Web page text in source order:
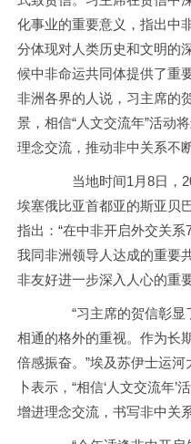
化事业的重要意义，指出中
分体现对人类历史和文明的
候中非命运共同体提供了重
非洲各界的人说，习主席的
景，相信“人文交流年”活动
理念交流，推动非中关系不
当地时间1月8日，
埃塞俄比亚首都亚的斯亚贝
指出：“在中非开启外交关系
我同非洲领导人达成的重要
非友好进一步深入人心的重
“习主席的贺信彰显
相通的格外的重视。作为长
倍感振奋。”埃及苏伊士运
卜表示，“相信‘人文交流年
增进理念交流，书写非中关